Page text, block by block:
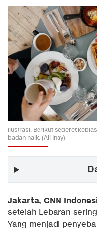
Ilustrasi. Berikut sederet
badan naik. (Ali Inay)
Jakarta, CNN
setelah Lebaran
Yang menjadi